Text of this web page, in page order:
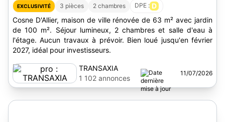
EXCLUSIVITÉ 3 pièces 2 chambres DPE : D
Cosne D'Allier, maison de ville rénovée de 63 m² avec jardin
de 100 m². Séjour lumineux, 2 chambres et salle d'eau à
l'étage. Aucun travaux à prévoir. Bien loué jusqu'en février
2027, idéal pour investisseurs.
TRANSAXIA
1 102 annonces
11/07/2026